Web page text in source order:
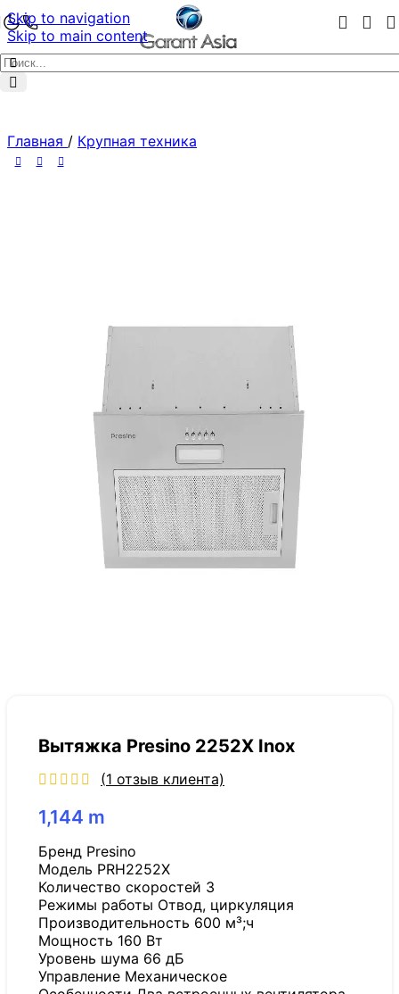
Skip to navigation
Skip to main content
Главная / Крупная техника
Вытяжка Presino 2252X Inox
(1 отзыв клиента)
1,144 m
Бренд Presino
Модель PRH2252X
Количество скоростей 3
Режимы работы Отвод, циркуляция
Производительность 600 м³;ч
Мощность 160 Вт
Уровень шума 66 дБ
Управление Механическое